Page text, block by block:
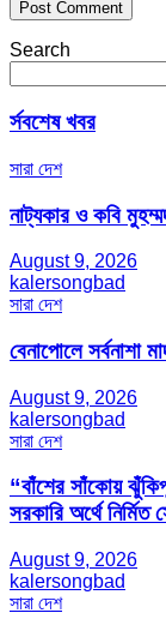
Search
র্সবশেষ খবর
সারা দেশ
নাট্যকার ও কবি
August 9, 2026
kalersongbad
সারা দেশ
বেনাপোলে সর্বনাশা
August 9, 2026
kalersongbad
সারা দেশ
“বাঁশের সাঁকোয়
সরকারি অর্থে
August 9, 2026
kalersongbad
সারা দেশ